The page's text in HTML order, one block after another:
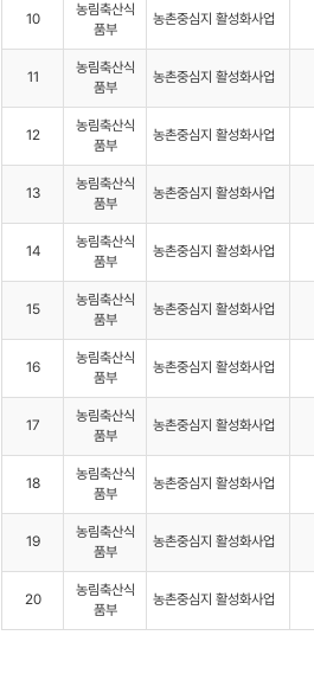
10
농림축산식
품부
농촌중심지 활성화사업
11
농림축산식
품부
농촌중심지 활성화사업
12
농림축산식
품부
농촌중심지 활성화사업
13
농림축산식
품부
농촌중심지 활성화사업
14
농림축산식
품부
농촌중심지 활성화사업
15
농림축산식
품부
농촌중심지 활성화사업
16
농림축산식
품부
농촌중심지 활성화사업
17
농림축산식
품부
농촌중심지 활성화사업
18
농림축산식
품부
농촌중심지 활성화사업
19
농림축산식
품부
농촌중심지 활성화사업
20
농림축산식
품부
농촌중심지 활성화사업